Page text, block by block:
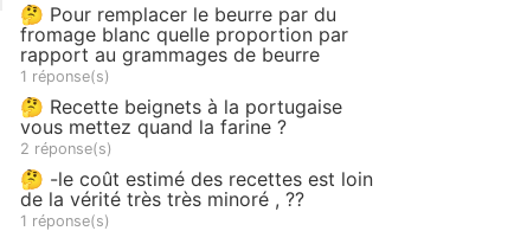
🤔 Pour remplacer le beurre par du
fromage blanc quelle proportion par
rapport au grammages de beurre
1 réponse(s)
🤔 Recette beignets à la portugaise
vous mettez quand la farine ?
2 réponse(s)
🤔 -le coût estimé des recettes est loin
de la vérité très très minoré , ??
1 réponse(s)